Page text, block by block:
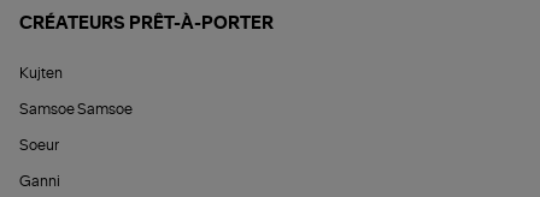
CRÉATEURS PRÊT-À-PORTER
Kujten
Samsoe Samsoe
Soeur
Ganni